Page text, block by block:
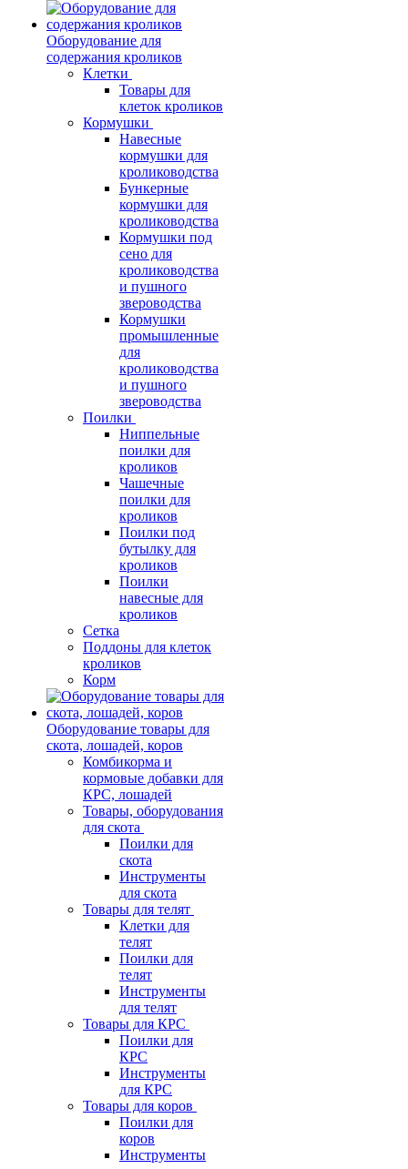
Оборудование для
содержания кроликов
Клетки
Товары для
клеток кроликов
Кормушки
Навесные
кормушки для
кролиководства
Бункерные
кормушки для
кролиководства
Кормушки под
сено для
кролиководства
и пушного
звероводства
Кормушки
промышленные
для
кролиководства
и пушного
звероводства
Поилки
Ниппельные
поилки для
кроликов
Чашечные
поилки для
кроликов
Поилки под
бутылку для
кроликов
Поилки
навесные для
кроликов
Сетка
Поддоны для клеток
кроликов
Корм
Оборудование товары для
скота, лошадей, коров
Комбикорма и
кормовые добавки для
КРС, лошадей
Товары, оборудования
для скота
Поилки для
скота
Инструменты
для скота
Товары для телят
Клетки для
телят
Поилки для
телят
Инструменты
для телят
Товары для КРС
Поилки для
КРС
Инструменты
для КРС
Товары для коров
Поилки для
коров
Инструменты